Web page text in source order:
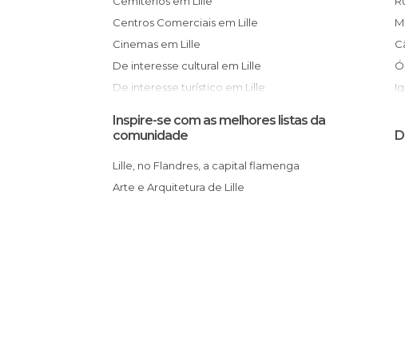
Centros Comerciais em Lille
Cinemas em Lille
De interesse cultural em Lille
De interesse turístico em Lille
Estátuas em Lille
Igrejas em Lille
Informação Turística em Lille
Inspire-se com as melhores listas da
comunidade
Lille, no Flandres, a capital flamenga
Arte e Arquitetura de Lille